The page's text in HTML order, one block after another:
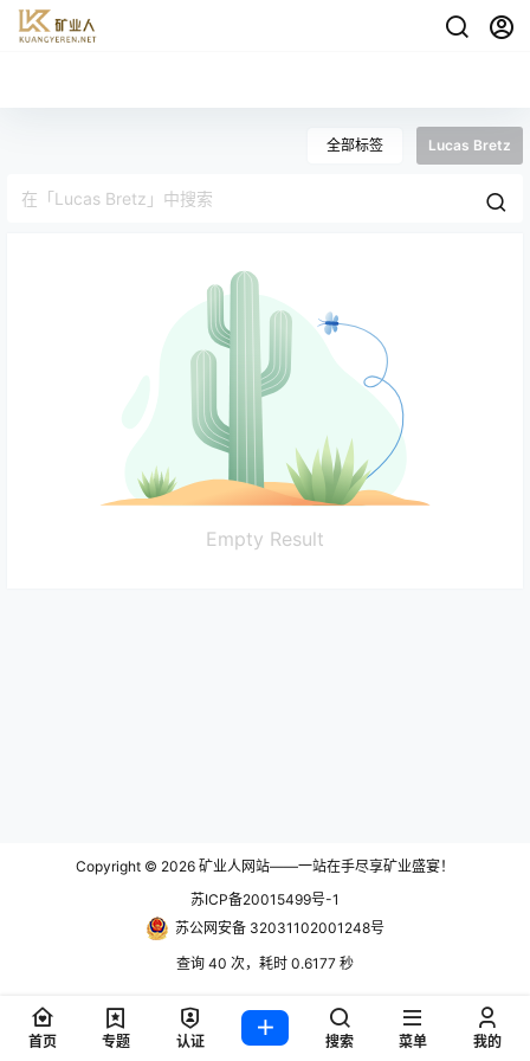
全部标签 Lucas Bretz
Empty Result
Copyright © 2026 矿业人网站——一站在手尽享矿业盛宴！
苏ICP备20015499号-1
苏公网安备 32031102001248号
查询 40 次，耗时 0.6177 秒
首页 专题 认证 搜索 菜单 我的